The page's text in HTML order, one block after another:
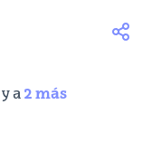
y a 2 más